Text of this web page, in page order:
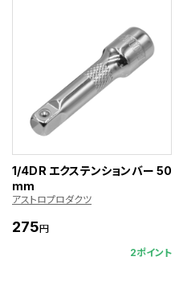
1/4DR エクステンションバー 50
mm
アストロプロダクツ
275円
2ポイント